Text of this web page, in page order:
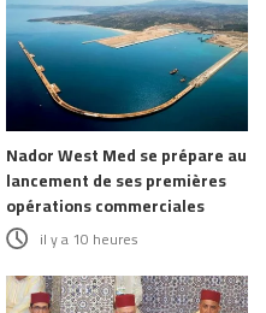
Nador West Med se prépare au
lancement de ses premières
opérations commerciales
il y a 10 heures